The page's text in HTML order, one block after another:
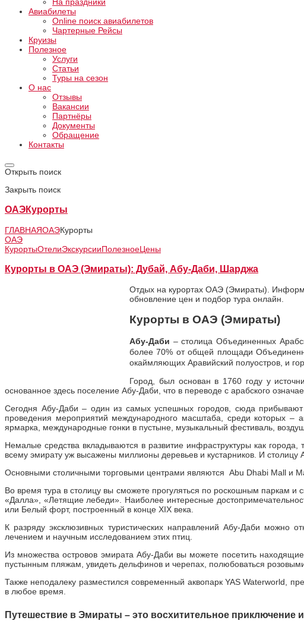
Авиабилеты
Online поиск авиабилетов
Чартерные Рейсы
Круизы
Полезное
Услуги
Статьи
Туры на сезон
О нас
Отзывы
Вакансии
Партнёры
Документы
Обращение
Контакты
Открыть поиск
Закрыть поиск
ОАЭКурорты
ГЛАВНАЯОАЭКурорты
ОАЭ
КурортыОтелиЭкскурсииПолезноеЦены
Курорты в ОАЭ (Эмираты): Дубай, Абу-Даби, Шарджа
Отдых на курортах ОАЭ (Эмираты).
обновление цен и подбор тура онлайн.
Курорты в ОАЭ (Эмираты)
Абу-Даби – столица Объединенных
более 70% от общей площади
окаймляющих Аравийский полуостров, и
Город, был основан в 1760 году у
основанное здесь поселение Абу-Даби, что в переводе с арабского
Сегодня Абу-Даби – один из самых успешных городов, сюда
проведения мероприятий международного масштаба, среди которых –
ярмарка, международные гонки в пустыне, музыкальный фестиваль,
Немалые средства вкладываются в развитие инфраструктуры как
всему эмирату уж высажены миллионы деревьев и кустарников. И
Основными столичными торговыми центрами являются Abu Dhabi Mall и
Во время тура в столицу вы сможете прогуляться по роскошным
«Далла», «Летящие лебеди». Наиболее интересные
или Белый форт, построенный в конце XIX века.
К разряду эксклюзивных туристических направлений Абу-Даби можно
лечением и научным исследованием этих птиц.
Из множества островов эмирата Абу-Даби вы можете посетить
пустынным пляжам, увидеть дельфинов и черепах, полюбоваться
Также неподалеку разместился современный аквопарк YAS Waterworld,
в любое время.
Путешествие в Эмираты – это восхитительное